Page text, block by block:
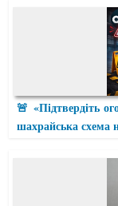
🚨 «Підтвердіть
шахрайська схема